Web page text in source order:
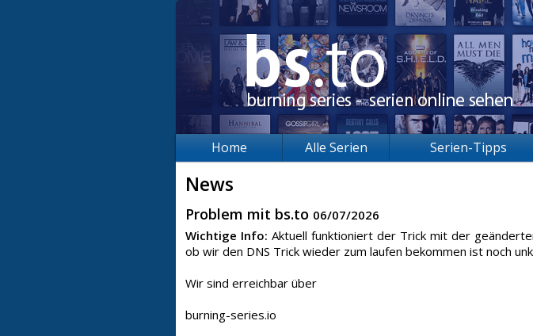
Home Alle Serien Serien-Tipps
News
Problem mit bs.to 06/07/2026
Wichtige Info: Aktuell funktioniert der Trick mit der
ob wir den DNS Trick wieder zum laufen bekommen ist noch
Wir sind erreichbar über
burning-series.io